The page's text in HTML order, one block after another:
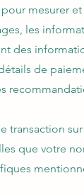
mesurer
les
des
de
transaction
que votre